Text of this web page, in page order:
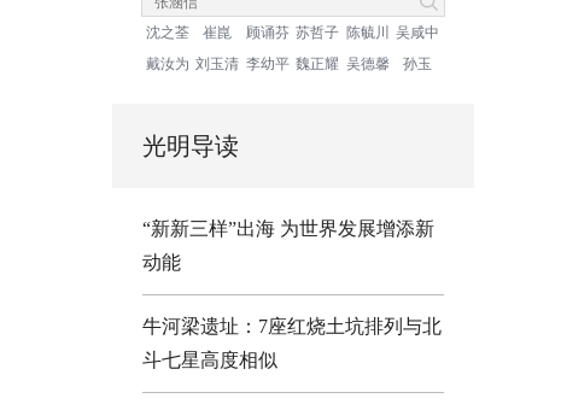
沈之荃 崔崑 顾诵芬 苏哲子 陈毓川
吴咸中
戴汝为 刘玉清 李幼平 魏正耀 吴德馨 孙玉
光明导读
“新新三样”出海 为世界发展增添新
动能
牛河梁遗址：7座红烧土坑排列与北
斗七星高度相似